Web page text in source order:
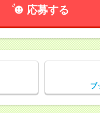
応募する
ブ